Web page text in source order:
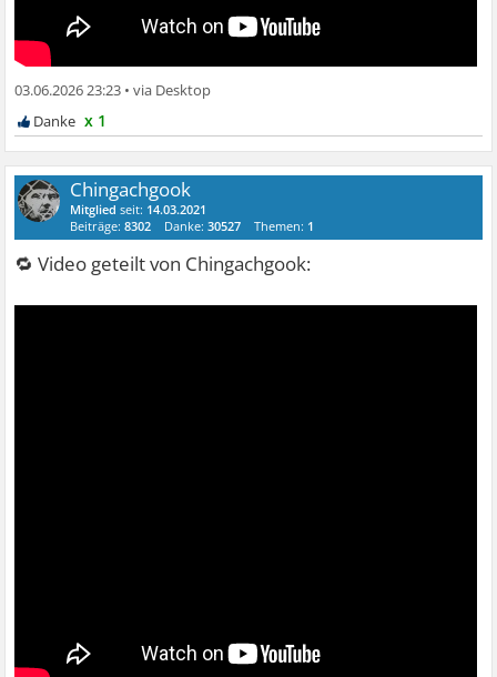
03.06.2026 23:23 •
x 1
Chingachgook
Mitglied seit: 14.03.2021
Beiträge:8302 Danke:30527 Themen: 1
🔁 Video geteilt von Chingachgook: